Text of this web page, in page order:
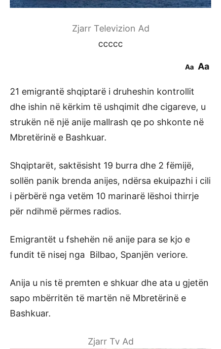
Zjarr Televizion Ad
ccccc
Aa Aa
21 emigrantë shqiptarë i druheshin kontrollit
dhe ishin në kërkim të ushqimit dhe cigareve, u
strukën në një anije mallrash qe po shkonte në
Mbretërinë e Bashkuar.
Shqiptarët, saktësisht 19 burra dhe 2 fëmijë,
sollën panik brenda anijes, ndërsa ekuipazhi i cili
i përbërë nga vetëm 10 marinarë lëshoi thirrje
për ndihmë përmes radios.
Emigrantët u fshehën në anije para se kjo e
fundit të nisej nga Bilbao, Spanjën veriore.
Anija u nis të premten e shkuar dhe ata u gjetën
sapo mbërritën të martën në Mbretërinë e
Bashkuar.
Zjarr Tv Ad